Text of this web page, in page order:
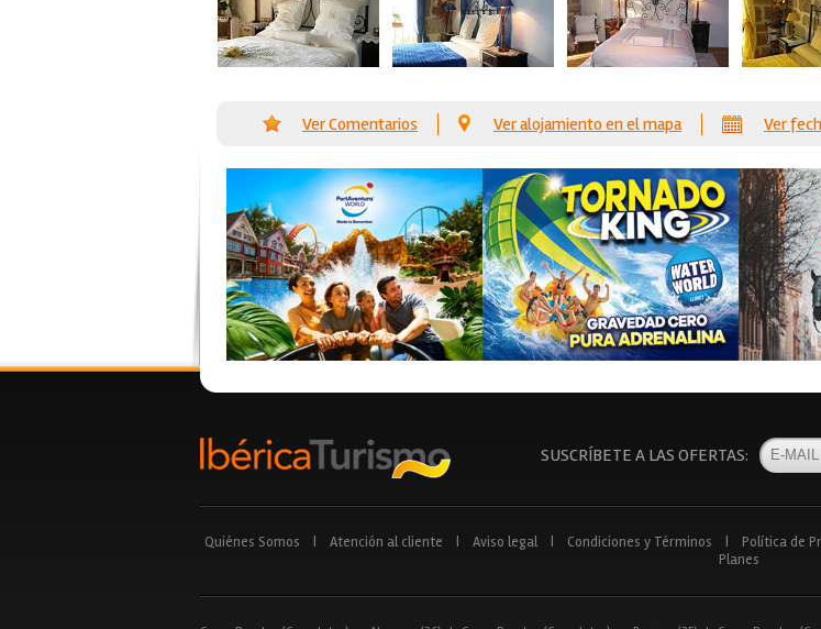
Ver Comentarios Ver alojamiento en el mapa Ver
SUSCRÍBETE A LAS OFERTAS:
Quiénes Somos Atención al cliente Aviso legal Condiciones y Términos Política de
Planes